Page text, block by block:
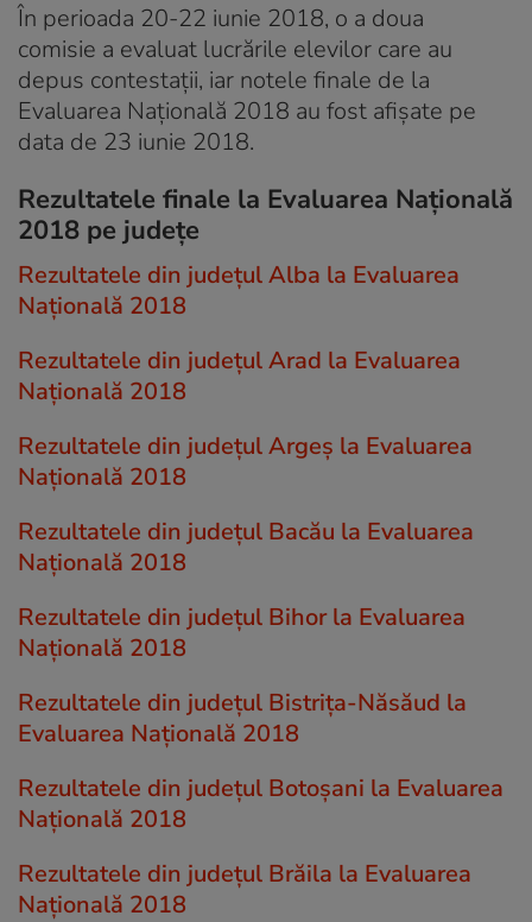
În perioada 20-22 iunie 2018, o a doua
comisie a evaluat lucrările elevilor care au
depus contestații, iar notele finale de la
Evaluarea Națională 2018 au fost afișate pe
data de 23 iunie 2018.
Rezultatele finale la Evaluarea Națională
2018 pe judeţe
Rezultatele din județul Alba la Evaluarea
Națională 2018
Rezultatele din județul Arad la Evaluarea
Națională 2018
Rezultatele din județul Argeş la Evaluarea
Națională 2018
Rezultatele din județul Bacău la Evaluarea
Națională 2018
Rezultatele din județul Bihor la Evaluarea
Națională 2018
Rezultatele din județul Bistriţa-Năsăud la
Evaluarea Națională 2018
Rezultatele din județul Botoşani la Evaluarea
Națională 2018
Rezultatele din județul Brăila la Evaluarea
Națională 2018